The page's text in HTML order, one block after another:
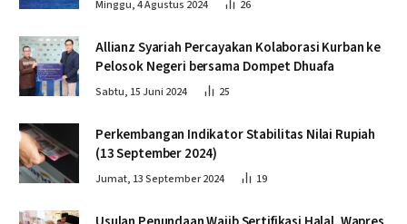
Minggu, 4 Agustus 2024 26
Allianz Syariah Percayakan Kolaborasi Kurban ke
Pelosok Negeri bersama Dompet Dhuafa
Sabtu, 15 Juni 2024 25
Perkembangan Indikator Stabilitas Nilai Rupiah
(13 September 2024)
Jumat, 13 September 2024 19